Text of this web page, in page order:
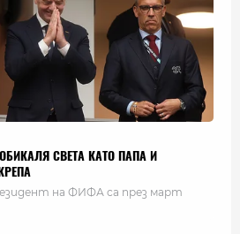
СВЕТА КАТО ПАПА И
на ФИФА са през март